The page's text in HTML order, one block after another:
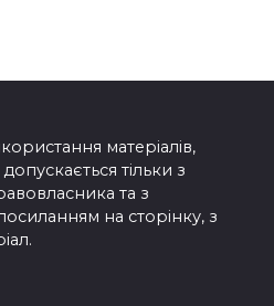
матеріалів,
тільки з
та з
на сторінку, з